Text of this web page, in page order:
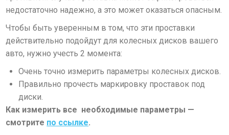
недостаточно надежно, а это может оказаться опасным.
Чтобы быть уверенным в том, что эти проставки
действительно подойдут для колесных дисков вашего
авто, нужно учесть 2 момента:
Очень точно измерить параметры колесных дисков.
Правильно прочесть маркировку проставок под
диски.
Как измерить все необходимые параметры —
смотрите по ссылке.